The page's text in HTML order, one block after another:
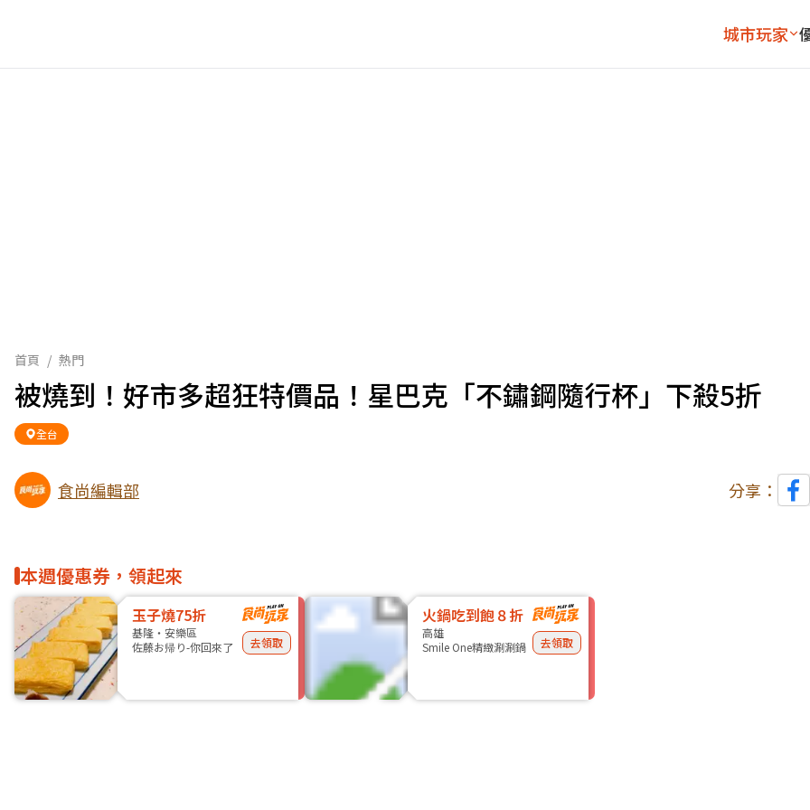
城市玩家
首頁 / 熱門
被燒到！好市多超狂特價品！星巴克「不鏽鋼隨行杯」下殺5折
全台
食尚編輯部 分享：
本週優惠券，領起來
玉子燒75折
基隆・安樂區
佐藤お帰り-你回來了
去領取
火鍋吃到飽８折
高雄
Smile One精緻涮涮鍋
去領取